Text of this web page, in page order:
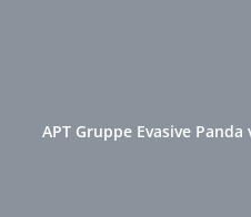
APT Gruppe Evasive